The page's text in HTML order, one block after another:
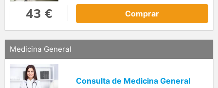
43 € Comprar
Medicina General
Consulta de Medicina General